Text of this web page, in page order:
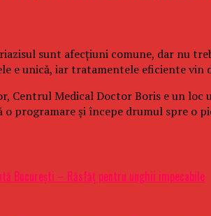
sunt afecțiuni comune, dar nu
e unică, iar tratamentele eficiente
Centrul Medical Doctor Boris e un
o programare și începe drumul spre o
București – Răsfăț pentru unghii impecabile